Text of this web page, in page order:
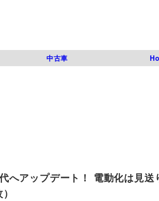
中古車
へアップデート！ 電動化は見